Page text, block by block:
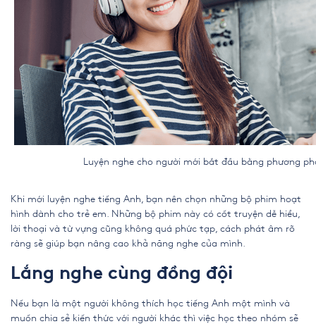
Luyện nghe cho người mới bắt đầu bằng phương
Khi mới luyện nghe tiếng Anh, bạn nên chọn những bộ phim hoạt
hình dành cho trẻ em. Những bộ phim này có cốt truyện dễ hiểu,
lời thoại và từ vựng cũng không quá phức tạp, cách phát âm rõ
ràng sẽ giúp bạn nâng cao khả năng nghe của mình.
Lắng nghe cùng đồng đội
Nếu bạn là một người không thích học tiếng Anh một mình và
muốn chia sẻ kiến ​​thức với người khác thì việc học theo nhóm sẽ